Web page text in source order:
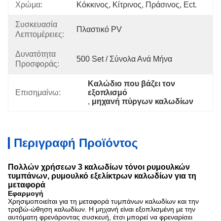
Χρώμα: Κόκκινος, Κίτρινος, Πράσινος, Ect.
Συσκευασία
Λεπτομέρειες:
Πλαστικό PV
Δυνατότητα
Προσφοράς:
500 Set / Σύνολα Ανά Μήνα
Επισημαίνω:
Καλώδιο που βάζει τον
εξοπλισμό
, μηχανή πύργων καλωδίων
Περιγραφή Προϊόντος
Πολλών χρήσεων 3 καλωδίων τόνοι ρυμουλκών
τυμπάνων, ρυμουλκό εξελίκτρων καλωδίων για τη
μεταφορά
Εφαρμογή
Χρησιμοποιείται για τη μεταφορά τυμπάνων καλωδίων και την
τραβώ-ώθηση καλωδίων. Η μηχανή είναι εξοπλισμένη με την
αυτόματη φρενάροντας συσκευή, έτσι μπορεί να φρεναρίσει